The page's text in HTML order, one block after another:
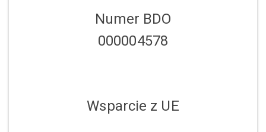
Numer BDO
000004578
Wsparcie z UE